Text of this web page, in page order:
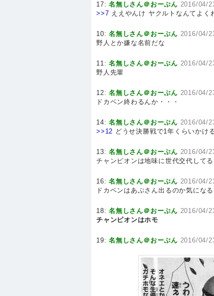
17:名無しさん＠おーぷん 2016/04/
>>7 ええやんけ ヤクルトなんてよ
10:名無しさん＠おーぷん 2016/04/
野人とか嫌な名前だな
11:名無しさん＠おーぷん 2016/04/
野人先輩
12:名無しさん＠おーぷん 2016/04/
ドカベン終わるんか・・・
14:名無しさん＠おーぷん 2016/04/
>>12 どうせ決勝戦で1年くらいかけ
13:名無しさん＠おーぷん 2016/04/
チャンピオンは地味に世代交代して
16:名無しさん＠おーぷん 2016/04/
ドカベンはあぶさん出るのか気にな
18:名無しさん＠おーぷん 2016/04/
チャンピオンはホモ
19:名無しさん＠おーぷん 2016/04/